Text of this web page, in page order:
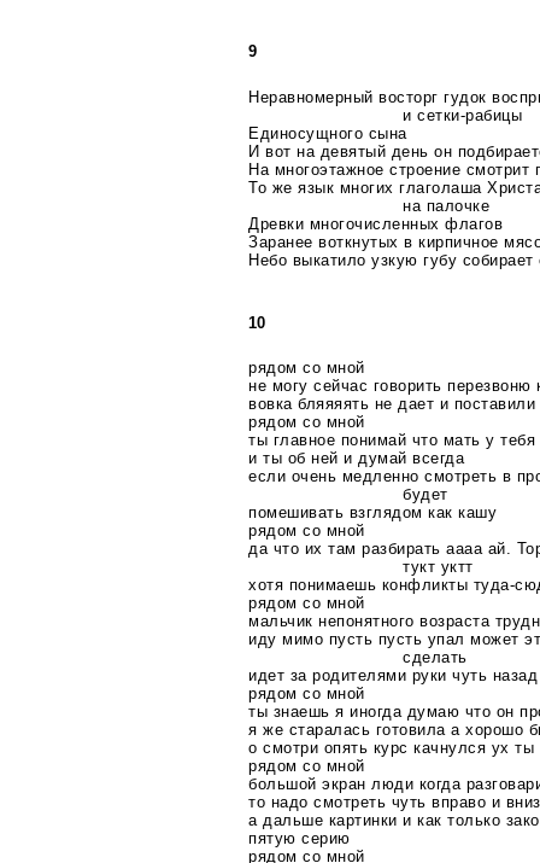
9
Неравномерный восторг гудок
исетки-рабицы
Единосущного сына
И вот на девятый день он
На многоэтажное строение смотрит
То же язык многих глаголаша
на палочке
Древки многочисленных флагов
Заранее воткнутых в кирпичное
Небо выкатило узкую губу
10
рядом со мной
не могу сейчас говорить
вовка бляяяять не дает и
рядом со мной
ты главное понимай что мать у
и ты об ней и думай всегда
если очень медленно смотреть в
будет
помешивать взглядом как кашу
рядом со мной
да что их там разбирать аааа ай.
тукт уктт
хотя понимаешь конфликты туда-
рядом со мной
мальчик непонятного возраста
иду мимо пусть пусть упал может
сделать
идет за родителями руки чуть
рядом со мной
ты знаешь я иногда думаю что он
я же старалась готовила а хорошо
о смотри опять курс качнулся ух
рядом со мной
большой экран люди когда
то надо смотреть чуть вправо и
а дальше картинки и как только
пятую серию
рядом со мной